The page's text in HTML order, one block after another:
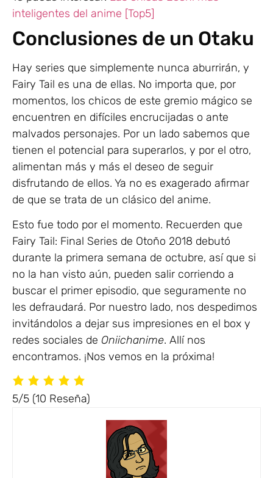
inteligentes del anime [Top5]
Conclusiones de un Otaku
Hay series que simplemente nunca aburrirán, y
Fairy Tail es una de ellas. No importa que, por
momentos, los chicos de este gremio mágico se
encuentren en difíciles encrucijadas o ante
malvados personajes. Por un lado sabemos que
tienen el potencial para superarlos, y por el otro,
alimentan más y más el deseo de seguir
disfrutando de ellos. Ya no es exagerado afirmar
de que se trata de un clásico del anime.
Esto fue todo por el momento. Recuerden que
Fairy Tail: Final Series de Otoño 2018 debutó
durante la primera semana de octubre, así que si
no la han visto aún, pueden salir corriendo a
buscar el primer episodio, que seguramente no
les defraudará. Por nuestro lado, nos despedimos
invitándolos a dejar sus impresiones en el box y
redes sociales de Oniichanime. Allí nos
encontramos. ¡Nos vemos en la próxima!
5/5 (10 Reseña)